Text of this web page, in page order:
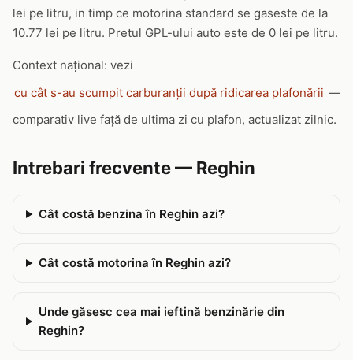
lei pe litru, in timp ce motorina standard se gaseste de la
10.77 lei pe litru. Pretul GPL-ului auto este de 0 lei pe litru.
Context național: vezi
cu cât s-au scumpit carburanții după ridicarea plafonării —
comparativ live față de ultima zi cu plafon, actualizat zilnic.
Intrebari frecvente — Reghin
Cât costă benzina în Reghin azi?
Cât costă motorina în Reghin azi?
Unde găsesc cea mai ieftină benzinărie din
Reghin?